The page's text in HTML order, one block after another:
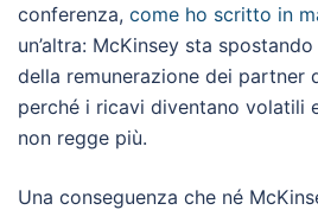
conferenza, come ho scritto in
un’altra: McKinsey sta
della remunerazione dei partner
perché i ricavi diventano volatili
non regge più.
Una conseguenza che né